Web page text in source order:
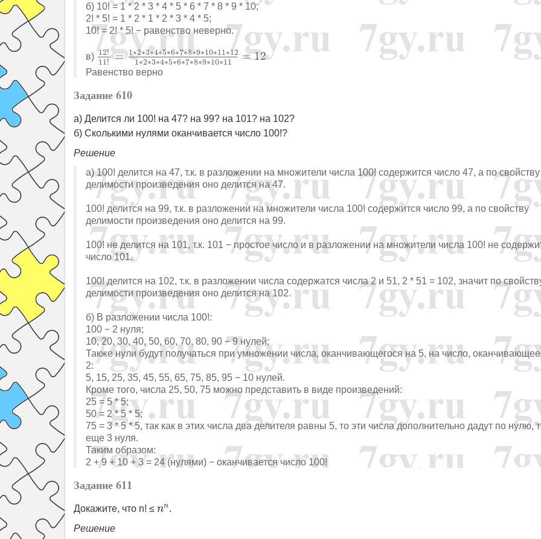
б) 10! = 1 * 2 * 3 * 4 * 5 * 6 * 7 * 8 * 9 * 10;
2! * 5! = 1 * 2 * 1 * 2 * 3 * 4 * 5;
10! = 2! * 5! − равенство неверно.
в) 12!
11! = 1∗2∗3∗4∗5∗6∗7∗8∗9∗10∗11∗12
1∗2∗3∗4∗5∗6∗7∗8∗9∗10∗11 = 12
12!11!=1∗2∗3∗4∗5∗6 ∗7 ∗8∗ 9∗ 10∗ 11∗12 ∗ 3∗4 ∗5 ∗6∗ ∗8∗ 10∗ 11=
Равенство верно
Задание 610
а) Делится ли 100! на 47? на 99? на 101? на 102?
б) Сколькими нулями оканчивается число 100!?
Решение
а) 100! делится на 47, т.к. в разложении на множители числа 100! содержится число 47, а по свойству
делимости произведения оно делится на 47.
100! делится на 99, т.к. в разложении на множители числа 100! содержится число 99, а по свойству
делимости произведения оно делится на 99.
100! не делится на 101, т.к. 101 − простое число и в разложении на множители числа 100! не
число 101.
100! делится на 102, т.к. в разложении числа содержатся числа 2 и 51, 2 * 51 = 102, значит по
делимости произведения оно делится на 102.
б) В разложении числа 100!:
100 − 2 нуля;
10, 20, 30, 40, 50, 60, 70, 80, 90 − 9 нулей;
Также нули будут получаться при умножении числа, оканчивающегося на 5, на число,
2:
5, 15, 25, 35, 45, 55, 65, 75, 85, 95 − 10 нулей.
Кроме того, числа 25, 50, 75 можно представить в виде произведений:
25 = 5 * 5;
50 = 2 * 5 * 5;
75 = 3 * 5 * 5, так как в этих числа два делителя равны 5, то эти числа дополнительно дадут по нулю,
еще 3 нуля.
Таким образом:
2 + 9 + 10 + 3 = 24 (нулями) − оканчивается число 100!
Задание 611
Докажите, что n! ≤ nn
nn.
Решение